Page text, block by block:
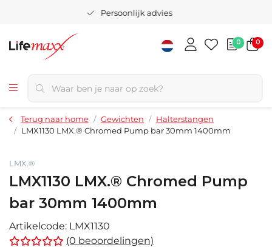
Persoonlijk advies
0 0
Terug naar home Gewichten
Halterstangen
LMX1130 LMX.® Chromed Pump bar 30mm 1400mm
LMX.®
LMX1130 LMX.® Chromed Pump
bar 30mm 1400mm
Artikelcode: LMX1130
(0 beoordelingen)